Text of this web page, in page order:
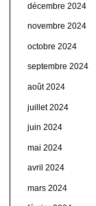
décembre 2024
novembre 2024
octobre 2024
septembre 2024
août 2024
juillet 2024
juin 2024
mai 2024
avril 2024
mars 2024